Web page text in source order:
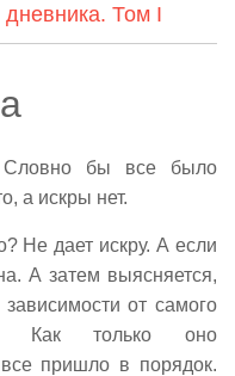
Том I
Словно бы все было
а искры нет.
Не дает искру. А если
А затем выясняется,
от самого
Как только оно
пришло в порядок.